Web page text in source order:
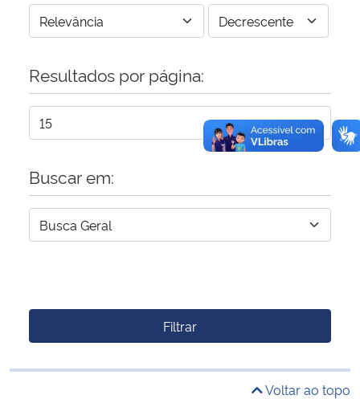
Advocacia-Geral da União
Resultados por página:
Buscar em:
Filtrar
Voltar ao topo